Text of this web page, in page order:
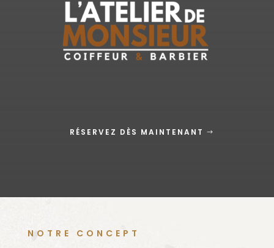
RÉSERVEZ DÈS MAINTENANT
NOTRE CONCEPT